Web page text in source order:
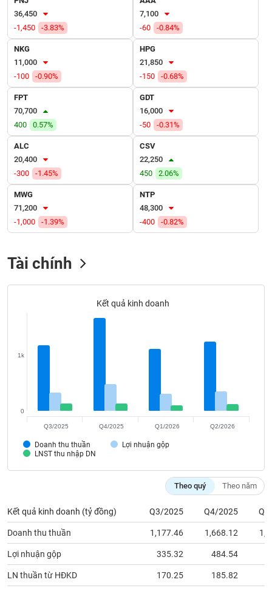
36,450
-1,450
-3.83%
7,100
-60
-0.84%
NKG
11,000
-100
-0.90%
HPG
21,850
-150
-0.68%
FPT
70,700
400
0.57%
GDT
16,000
-50
-0.31%
ALC
20,400
-300
-1.45%
CSV
22,250
450
2.06%
MWG
71,200
-1,000
-1.39%
NTP
48,300
-400
-0.82%
Tài chính
Kết quả kinh doanh
Doanh thu thuần
Lợi nhuận gộp
LNST thu nhập DN
0
1k
Q3/2025 Q4/2025 Q1/2026 Q2/2026
Theo quý Theo năm
Kết quả kinh doanh (tỷ đồng) Q3/2025 Q4/2025
Doanh thu thuần 1,177.46 1,668.12
Lợi nhuận gộp 335.32 484.54
LN thuần từ HĐKD 170.25 185.82
VỤ
TRUYỀN
THÔNG
TIỆN
BẤT
ĐỘNG
SẢN
Mã
chứng
Tất cả Người liên quan
Bài
viết
tác
Báo
cáo
phân
tích
(-)